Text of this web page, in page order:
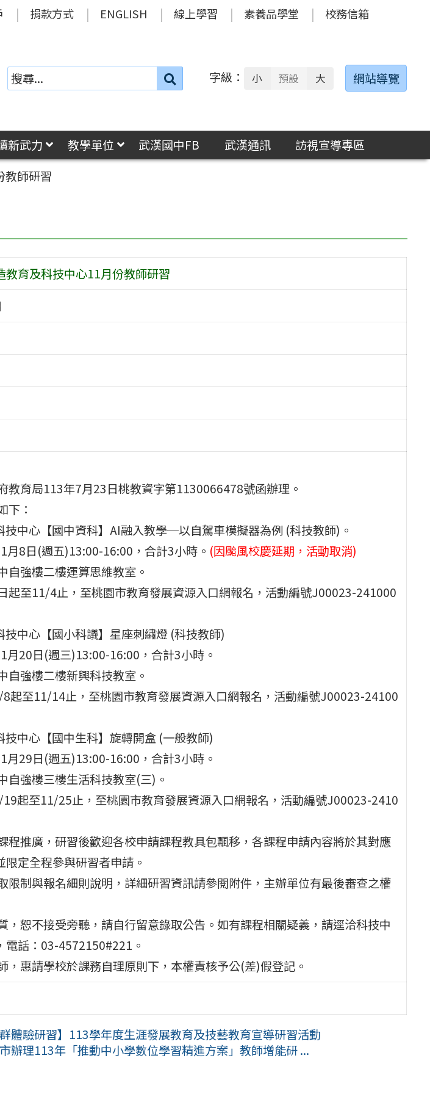
捐款方式 ENGLISH 線上學習 素養品學堂 校務信箱
搜
字級： 小 預設 大 網站導覽
新武力 教學單位 武漢國中FB 武漢通訊
訪視宣導專區
教師研習
教育及科技中心11月份教師研習
教育局113年7月23日桃教資字第1130066478號函辦理。
下：
技中心【國中資科】AI融入教學─以自駕車模擬器為例 (科技教師)。
月8日(週五)13:00-16:00，合計3小時。 (因颱風校慶延期，活動取消)
自強樓二樓運算思維教室。
起至11/4止，至桃園市教育發展資源入口網報名，活動編號J00023-241000
技中心【國小科議】星座刺繡燈 (科技教師)
月20日(週三)13:00-16:00，合計3小時。
自強樓二樓新興科技教室。
8起至11/14止，至桃園市教育發展資源入口網報名，活動編號J00023-24100
技中心【國中生科】旋轉開盒 (一般教師)
月29日(週五)13:00-16:00，合計3小時。
自強樓三樓生活科技教室(三)。
19起至11/25止，至桃園市教育發展資源入口網報名，活動編號J00023-2410
程推廣，研習後歡迎各校申請課程教具包飄移，各課程申請內容將於其對應
定全程參與研習者申請。
限制與報名細則說明，詳細研習資訊請參閱附件，主辦單位有最後審查之權
，恕不接受旁聽，請自行留意錄取公告。如有課程相關疑義，請逕洽科技中
電話：03-4572150#221。
，惠請學校於課務自理原則下，本權責核予公(差)假登記。
群體驗研習】113學年度生涯發展教育及技藝教育宣導研習活動
辦理113年「推動中小學數位學習精進方案」教師增能研 ...